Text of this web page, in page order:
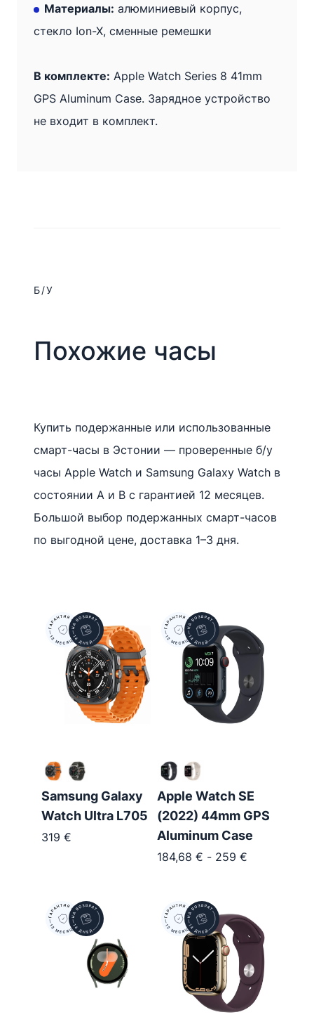
Материалы: алюминиевый корпус,
стекло Ion-X, сменные ремешки
В комплекте: Apple Watch Series 8 41mm
GPS Aluminum Case. Зарядное устройство
не входит в комплект.
Б/У
Похожие часы
Купить подержанные или использованные
смарт-часы в Эстонии — проверенные б/у
часы Apple Watch и Samsung Galaxy Watch в
состоянии A и B с гарантией 12 месяцев.
Большой выбор подержанных смарт-часов
по выгодной цене, доставка 1–3 дня.
Samsung Galaxy
Watch Ultra L705
319 €
Apple Watch SE
(2022) 44mm GPS
Aluminum Case
184,68 € - 259 €